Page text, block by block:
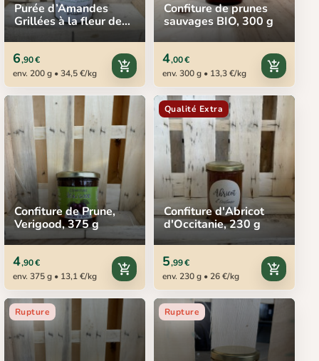
Purée d’Amandes
Grillées à la fleur de
sel, 200 g
6,90 €
env. 200 g • 34,5 €/kg
add_shopping_cart
Confiture de prunes
sauvages BIO, 300 g
4,00 €
env. 300 g • 13,3 €/kg
add_shopping_cart
Confiture de Prune,
Verigood, 375 g
4,90 €
env. 375 g • 13,1 €/kg
add_shopping_cart
Qualité Extra
Confiture d'Abricot
d'Occitanie, 230 g
5,99 €
env. 230 g • 26 €/kg
add_shopping_cart
Rupture Rupture